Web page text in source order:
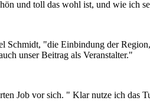
und toll das wohl ist, und wie ich
Schmidt, "die Einbindung der
unser Beitrag als Veranstalter."
Job vor sich. " Klar nutze ich das